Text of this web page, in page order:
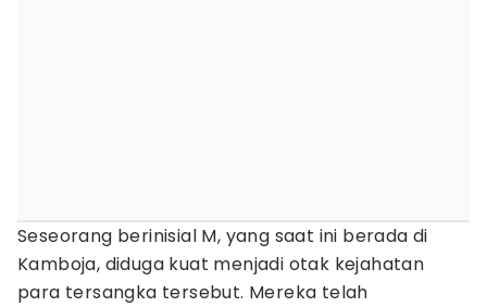
Seseorang berinisial M, yang saat ini berada di
Kamboja, diduga kuat menjadi otak kejahatan
para tersangka tersebut. Mereka telah